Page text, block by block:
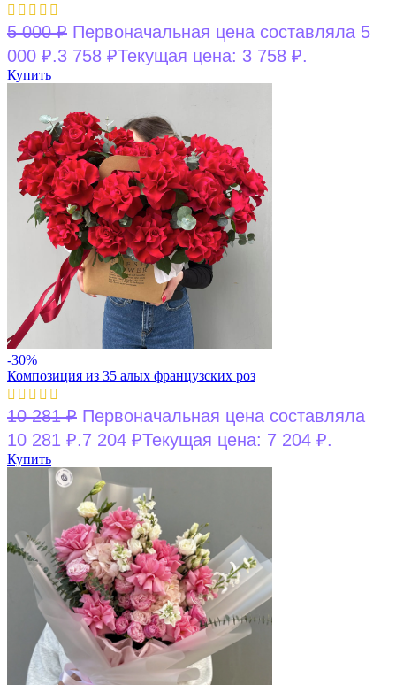
5 000₽ Первоначальная цена составляла 5
000 ₽.3 758 ₽Текущая цена: 3 758 ₽.
Купить
-30%
Композиция из 35 алых французских роз
10 281₽ Первоначальная цена составляла
10 281 ₽.7 204 ₽Текущая цена: 7 204 ₽.
Купить